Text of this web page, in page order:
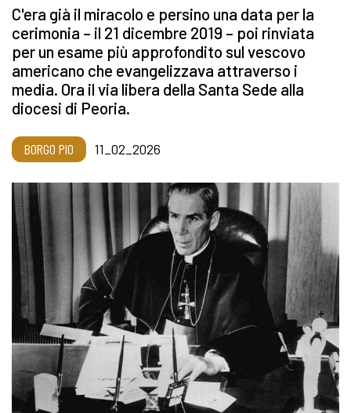
C'era già il miracolo e persino una data per la
cerimonia – il 21 dicembre 2019 – poi rinviata
per un esame più approfondito sul vescovo
americano che evangelizzava attraverso i
media. Ora il via libera della Santa Sede alla
diocesi di Peoria.
BORGO PIO 11_02_2026